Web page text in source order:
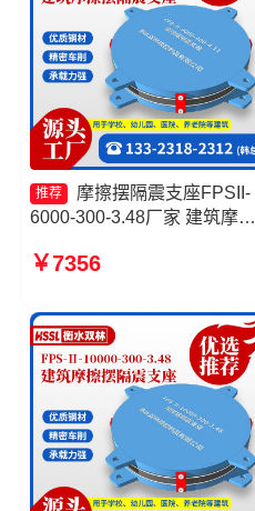
推荐
摩擦摆隔震支座FPSII-
6000-300-3.48厂家 建筑摩擦
隔震支座FPSII-2000-300-
支座
￥7356